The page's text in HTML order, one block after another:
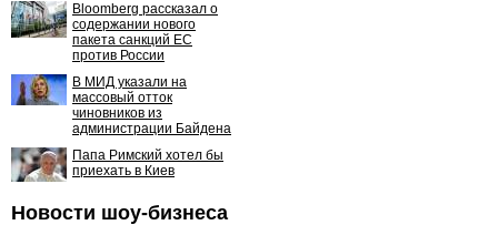
Bloomberg рассказал о
содержании нового
пакета санкций ЕС
против России
В МИД указали на
массовый отток
чиновников из
администрации Байдена
Папа Римский хотел бы
приехать в Киев
Новости шоу-бизнеса